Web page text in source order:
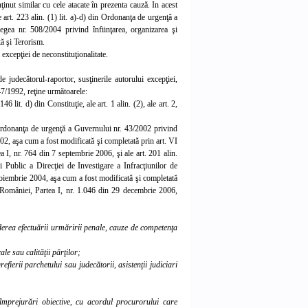
similar cu cele atacate în prezenta cauză. In acest
art. 223alin. (1) lit. a)-d) din Ordonanţa de urgenţă a
nr. 508/2004 privind înfiinţarea, organizarea şi
şi Terorism.
de neconstituţionalitate.
raportor, susţinerile autorului excepţiei,
1992, reţine următoarele:
lit. d) din Constituţie, ale art. 1 alin. (2), ale art. 2,
de urgenţă a Guvernului nr. 43/2002 privind
aşa cum a fost modificată şi completată prin art.VI
I, nr. 764 din7 septembrie 2006, şi ale art. 201 alin.
a Direcţiei de Investigare a Infracţiunilor de
2004, aşa cum a fost modificată şi completată
ParteaI, nr. 1.046 din 29 decembrie 2006,
efectuării urmăririi penale, cauze de competenţa
sau calităţii părţilor;
parchetului sau judecătorii, asistenţii judiciari
obiective, cu acordul procurorului care